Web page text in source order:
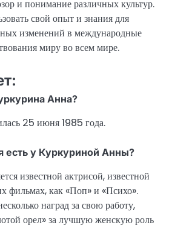
и понимание различных культур.
свой опыт и знания для
изменений в международные
миру во всем мире.
Анна?
25 июня 1985 года.
есть у Куркуриной Анны?
известной актрисой, известной
фильмах, как «Поп» и «Психо».
наград за свою работу,
орел» за лучшую женскую роль